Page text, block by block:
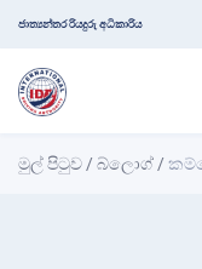
ජාත්‍යන්තර රියදුරු අධිකාරිය
මුල් පිටුව /බ්ලොග් /